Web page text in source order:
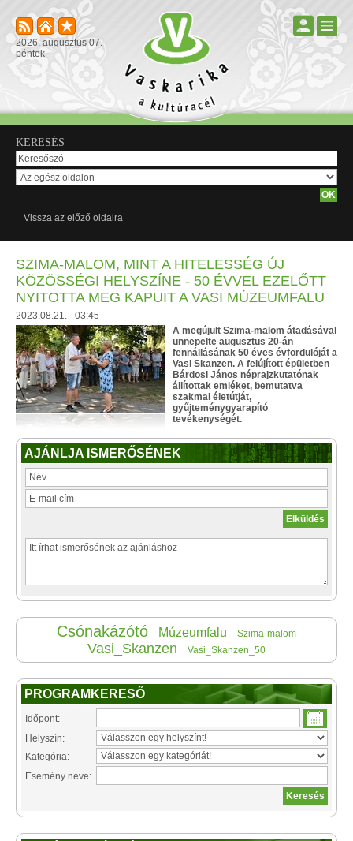
2026. augusztus 07.
péntek
KERESÉS
Vissza az előző oldalra
SZIMA-MALOM, MINT A HITELESSÉG ÚJ
KÖZÖSSÉGI HELYSZÍNE - 50 ÉVVEL EZELŐTT
NYITOTTA MEG KAPUIT A VASI MÚZEUMFALU
2023.08.21. - 03:45
A megújult Szima-malom átadásával
ünnepelte augusztus 20-án
fennállásának 50 éves évfordulóját a
Vasi Skanzen. A felújított épületben
Bárdosi János néprajzkutatónak
állítottak emléket, bemutatva
szakmai életútját,
gyűjteménygyarapító
tevékenységét.
AJÁNLJA ISMERŐSÉNEK
Csónakázótó Múzeumfalu Szima-malom
Vasi_Skanzen Vasi_Skanzen_50
PROGRAMKERESŐ
Időpont:
Helyszín:
Kategória:
Esemény neve: